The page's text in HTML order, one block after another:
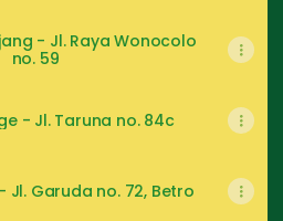
- Jl. Raya Wonocolo
no. 59
- ‎Jl. Taruna no. 84c
Jl. Garuda no. 72, Betro